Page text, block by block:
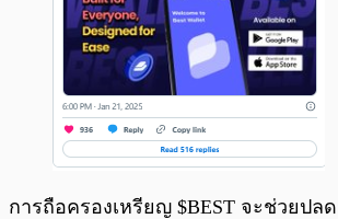
การถือครองเหรียญ $BEST จะช่วยปล